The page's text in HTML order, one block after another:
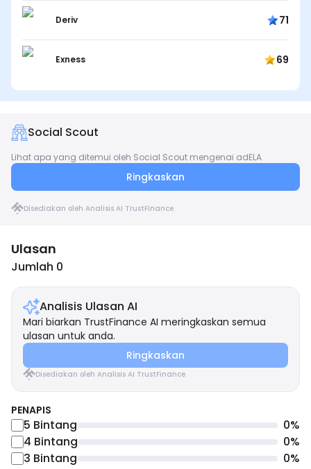
Deriv 71
Exness 69
Social Scout
Lihat apa yang ditemui oleh Social Scout mengenai adELA
Ringkaskan
Disediakan oleh Analisis AI TrustFinance
Ulasan
Jumlah 0
Analisis Ulasan AI
Mari biarkan TrustFinance AI meringkaskan semua
ulasan untuk anda.
Ringkaskan
Disediakan oleh Analisis AI TrustFinance
PENAPIS
5 Bintang 0%
4 Bintang 0%
3 Bintang 0%